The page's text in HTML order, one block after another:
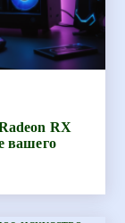
RX
вашего